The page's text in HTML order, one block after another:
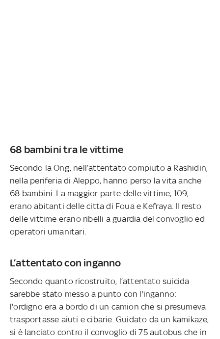
68 bambini tra le vittime
Secondo la Ong, nell’attentato compiuto a Rashidin,
nella periferia di Aleppo, hanno perso la vita anche
68 bambini. La maggior parte delle vittime, 109,
erano abitanti delle citta di Foua e Kefraya. Il resto
delle vittime erano ribelli a guardia del convoglio ed
operatori umanitari.
L’attentato con inganno
Secondo quanto ricostruito, l’attentato suicida
sarebbe stato messo a punto con l'inganno:
l'ordigno era a bordo di un camion che si presumeva
trasportasse aiuti e cibarie. Guidato da un kamikaze,
si è lanciato contro il convoglio di 75 autobus che in